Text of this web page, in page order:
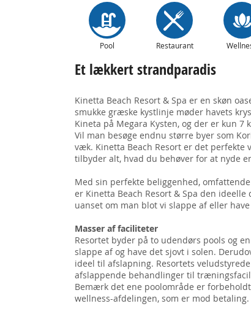
Pool Restaurant
Et lækkert strandparadis
Kinetta Beach Resort & Spa er en skøn
smukke græske kystlinje møder havets
Kineta på Megara Kysten, og der er kun 7
Vil man besøge endnu større byer som
væk. Kinetta Beach Resort er det perfekte
tilbyder alt, hvad du behøver for at nyde
Med sin perfekte beliggenhed,
er Kinetta Beach Resort & Spa den
uanset om man blot vi slappe af eller
Masser af faciliteter
Resortet byder på to udendørs pools og
slappe af og have det sjovt i solen.
ideel til afslapning. Resortets
afslappende behandlinger til
Bemærk det ene poolområde er
wellness-afdelingen, som er mod betaling.